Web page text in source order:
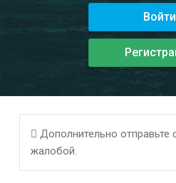
Войти
Дополнительно
жалобой.